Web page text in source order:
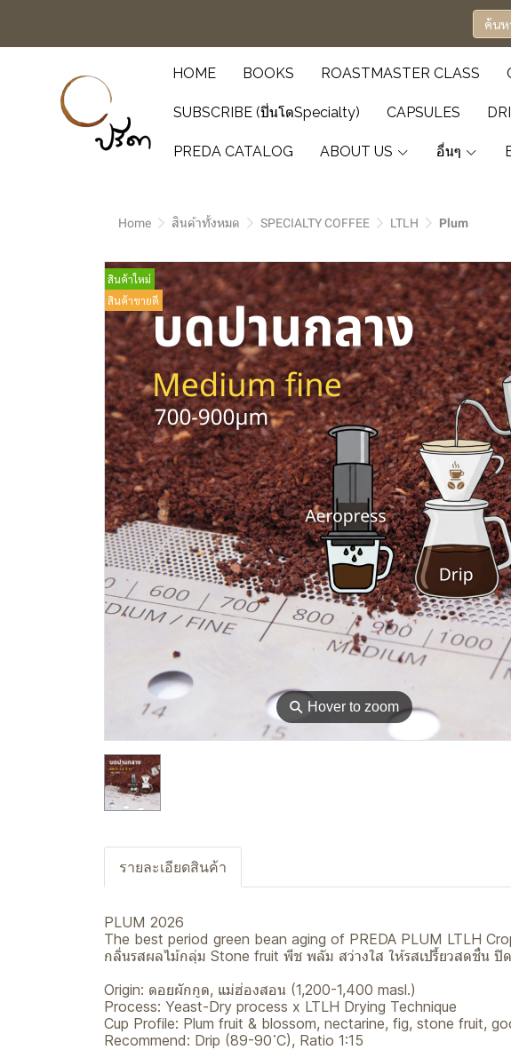
HOME BOOKS ROASTMASTER CLASS
SUBSCRIBE (ปิ่นโตSpecialty) CAPSULES
PREDA CATALOG ABOUT US อื่นๆ
Home สินค้าทั้งหมด SPECIALTY COFFEE LTLH Plum
⚲ Hover to zoom
สินค้าใหม่
สินค้าขายดี
รายละเอียดสินค้า
PLUM 2026
The best period green bean aging of PREDA PLUM LTLH
กลิ่นรสผลไม้กลุ่ม Stone fruit พีช พลัม สว่างใส ให้รสเปรี้ยวสดชื่น ปิ
Origin: ดอยผักกูด, แม่ฮ่องสอน (1,200-1,400 masl.)
Process: Yeast-Dry process x LTLH Drying Technique
Cup Profile: Plum fruit & blossom, nectarine, fig, stone fruit,
Recommend: Drip (89-90 ํC), Ratio 1:15